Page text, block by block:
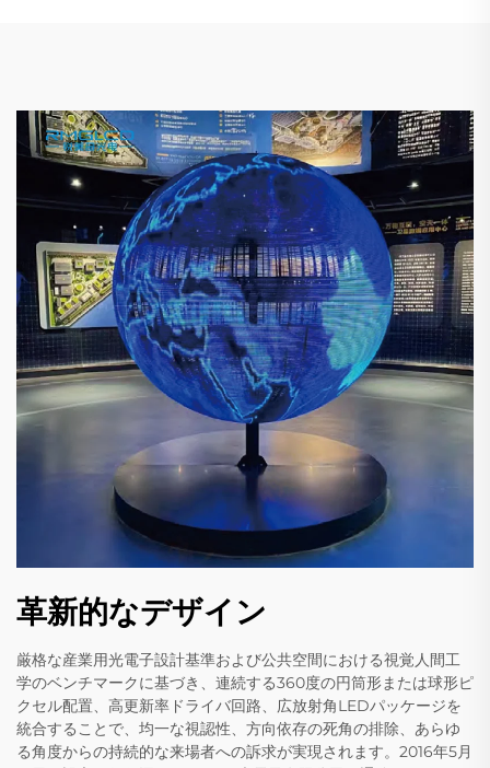
革新的なデザイン
厳格な産業用光電子設計基準および公共空間における視覚人間工
学のベンチマークに基づき、連続する360度の円筒形または球形ピ
クセル配置、高更新率ドライバ回路、広放射角LEDパッケージを
統合することで、均一な視認性、方向依存の死角の排除、あらゆ
る角度からの持続的な来場者への訴求が実現されます。2016年5月